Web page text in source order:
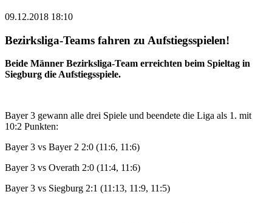
09.12.2018 18:10
Bezirksliga-Teams fahren zu Aufstiegsspielen!
Beide Männer Bezirksliga-Team erreichten beim Spieltag in
Siegburg die Aufstiegsspiele.
Bayer 3 gewann alle drei Spiele und beendete die Liga als 1. mit
10:2 Punkten:
Bayer 3 vs Bayer 2 2:0 (11:6, 11:6)
Bayer 3 vs Overath 2:0 (11:4, 11:6)
Bayer 3 vs Siegburg 2:1 (11:13, 11:9, 11:5)